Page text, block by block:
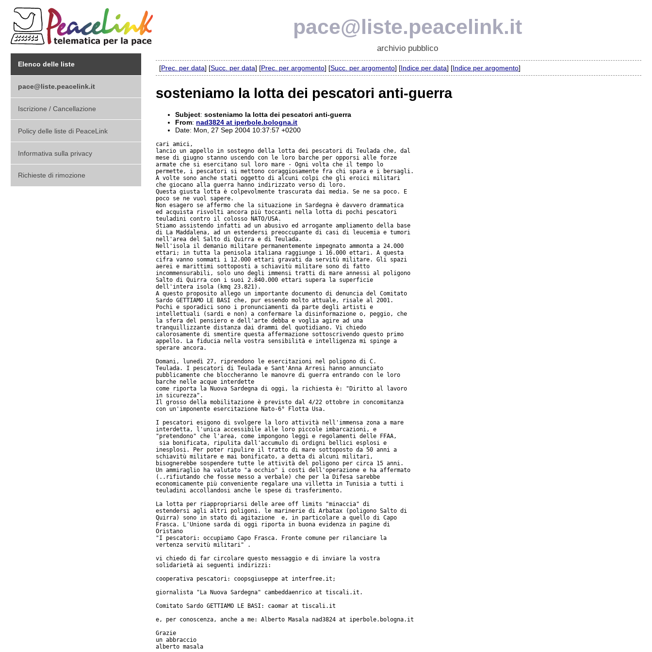
pace@liste.peacelink.it
archivio pubblico
Elenco delle liste
pace@liste.peacelink.it
Iscrizione / Cancellazione
Policy delle liste di PeaceLink
Informativa sulla privacy
Richieste di rimozione
[Prec. per data] [Succ. per data] [Prec. per argomento] [Succ. per argomento] [Indice per data] [Indice per argomento]
sosteniamo la lotta dei pescatori anti-guerra
Subject:sosteniamo la lotta dei pescatori anti-guerra
From: nad3824 at iperbole.bologna.it
Date: Mon, 27 Sep 2004 10:37:57 +0200
cari amici,
lancio un appello in sostegno della lotta dei pescatori di Teulada che, dal
mese di giugno stanno uscendo con le loro barche per opporsi alle forze
armate che si esercitano sul loro mare - Ogni volta che il tempo lo
permette, i pescatori si mettono coraggiosamente fra chi spara e i bersagli.
A volte sono anche stati oggetto di alcuni colpi che gli eroici militari
che giocano alla guerra hanno indirizzato verso di loro.
Questa giusta lotta è colpevolmente trascurata dai media. Se ne sa poco. E
poco se ne vuol sapere.
Non esagero se affermo che la situazione in Sardegna è davvero drammatica
ed acquista risvolti ancora più toccanti nella lotta di pochi pescatori
teuladini contro il colosso NATO/USA.
Stiamo assistendo infatti ad un abusivo ed arrogante ampliamento della base
di La Maddalena, ad un estendersi preoccupante di casi di leucemia e tumori
nell'area del Salto di Quirra e di Teulada.
Nell'isola il demanio militare permanentemente impegnato ammonta a 24.000
ettari; in tutta la penisola italiana raggiunge i 16.000 ettari. A questa
cifra vanno sommati i 12.000 ettari gravati da servitù militare. Gli spazi
aerei e marittimi sottoposti a schiavitù militare sono di fatto
incommensurabili, solo uno degli immensi tratti di mare annessi al poligono
Salto di Quirra con i suoi 2.840.000 ettari supera la superficie
dell'intera isola (kmq 23.821).
A questo proposito allego un importante documento di denuncia del Comitato
Sardo GETTIAMO LE BASI che, pur essendo molto attuale, risale al 2001.
Pochi e sporadici sono i pronunciamenti da parte degli artisti e
intellettuali (sardi e non) a confermare la disinformazione o, peggio, che
la sfera del pensiero e dell'arte debba e voglia agire ad una
tranquillizzante distanza dai drammi del quotidiano. Vi chiedo
calorosamente di smentire questa affermazione sottoscrivendo questo primo
appello. La fiducia nella vostra sensibilità e intelligenza mi spinge a
sperare ancora.
Domani, lunedì 27, riprendono le esercitazioni nel poligono di C.
Teulada. I pescatori di Teulada e Sant'Anna Arresi hanno annunciato
pubblicamente che bloccheranno le manovre di guerra entrando con le loro
barche nelle acque interdette
come riporta la Nuova Sardegna di oggi, la richiesta è: "Diritto al lavoro
in sicurezza".
Il grosso della mobilitazione è previsto dal 4/22 ottobre in concomitanza
con un'imponente esercitazione Nato-6° Flotta Usa.
I pescatori esigono di svolgere la loro attività nell'immensa zona a mare
interdetta, l'unica accessibile alle loro piccole imbarcazioni, e
"pretendono" che l'area, come impongono leggi e regolamenti delle FFAA,
sia bonificata, ripulita dall'accumulo di ordigni bellici esplosi e
inesplosi. Per poter ripulire il tratto di mare sottoposto da 50 anni a
schiavitù militare e mai bonificato, a detta di alcuni militari,
bisognerebbe sospendere tutte le attività del poligono per circa 15 anni.
Un ammiraglio ha valutato "a occhio" i costi dell'operazione e ha affermato
(..rifiutando che fosse messo a verbale) che per la Difesa sarebbe
economicamente più conveniente regalare una villetta in Tunisia a tutti i
teuladini accollandosi anche le spese di trasferimento.
La lotta per riappropriarsi delle aree off limits "minaccia" di
estendersi agli altri poligoni. le marinerie di Arbatax (poligono Salto di
Quirra) sono in stato di agitazione  e, in particolare a quello di Capo
Frasca. L'Unione sarda di oggi riporta in buona evidenza in pagine di
Oristano
"I pescatori: occupiamo Capo Frasca. Fronte comune per rilanciare la
vertenza servitù militari" .
vi chiedo di far circolare questo messaggio e di inviare la vostra
solidarietà ai seguenti indirizzi:
cooperativa pescatori: coopsgiuseppe at interfree.it;
giornalista "La Nuova Sardegna" cambeddaenrico at tiscali.it.
Comitato Sardo GETTIAMO LE BASI: caomar at tiscali.it
e, per conoscenza, anche a me: Alberto Masala nad3824 at iperbole.bologna.it
Grazie
un abbraccio
alberto masala